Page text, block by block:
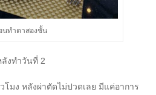
นทำตาสองชั้น
ลังทำวันที่ 2
มง หลังผ่าตัดไม่ปวดเลย มีแค่อาการ